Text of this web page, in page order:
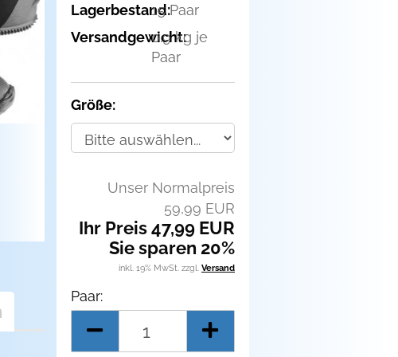
Lagerbestand:
15Paar
Versandgewicht:
0.9kg je
Paar
Größe:
Unser Normalpreis
59,99 EUR
Ihr Preis 47,99 EUR
Sie sparen 20%
inkl. 19% MwSt. zzgl. Versand
Paar:
Paar